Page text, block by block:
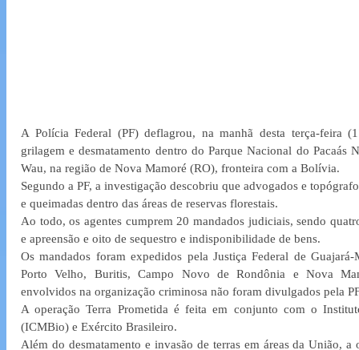
A Polícia Federal (PF) deflagrou, na manhã desta terça-feira
grilagem e desmatamento dentro do Parque Nacional do Pacaás
Wau, na região de Nova Mamoré (RO), fronteira com a Bolívia.
Segundo a PF, a investigação descobriu que advogados e
e queimadas dentro das áreas de reservas florestais.
Ao todo, os agentes cumprem 20 mandados judiciais, sendo
e apreensão e oito de sequestro e indisponibilidade de bens.
Os mandados foram expedidos pela Justiça Federal de
Porto Velho, Buritis, Campo Novo de Rondônia e Nova
envolvidos na organização criminosa não foram divulgados pela
A operação Terra Prometida é feita em conjunto com o
(ICMBio) e Exército Brasileiro.
Além do desmatamento e invasão de terras em áreas da União, a